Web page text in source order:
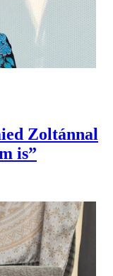
Zoltánnal
is”